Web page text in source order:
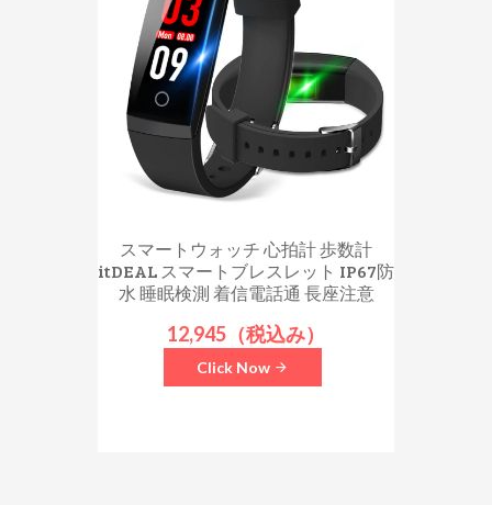
スマートウォッチ 心拍計 歩数計
itDEAL スマートブレスレット IP67防
水 睡眠検測 着信電話通 長座注意
12,945（税込み）
Click Now